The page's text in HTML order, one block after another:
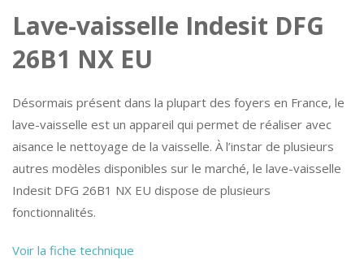
Lave-vaisselle Indesit DFG
26B1 NX EU
Désormais présent dans la plupart des foyers en France, le
lave-vaisselle est un appareil qui permet de réaliser avec
aisance le nettoyage de la vaisselle. À l’instar de plusieurs
autres modèles disponibles sur le marché, le lave-vaisselle
Indesit DFG 26B1 NX EU dispose de plusieurs
fonctionnalités.
Voir la fiche technique